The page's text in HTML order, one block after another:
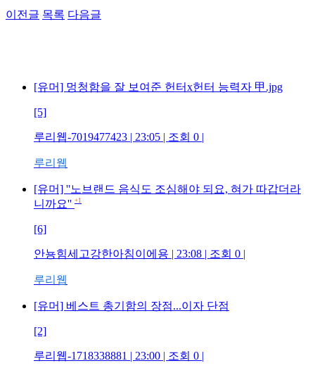
이전글 목록 다음글
[유머] 멍청함을 잘 보여준 헌터x헌터 능력자 甲.jpg
[5]
루리웹-7019477423 | 23:05 | 조회 0 |
루리웹
[유머] ''노브랜드 음식도 조심해야 되요, 혀가 따갑더라
니까요'' +1
[6]
안뇽힘세고강한아침이에용 | 23:08 | 조회 0 |
루리웹
[유머] 베스트 총기함의 장점...이자 단점
[2]
루리웹-1718338881 | 23:00 | 조회 0 |